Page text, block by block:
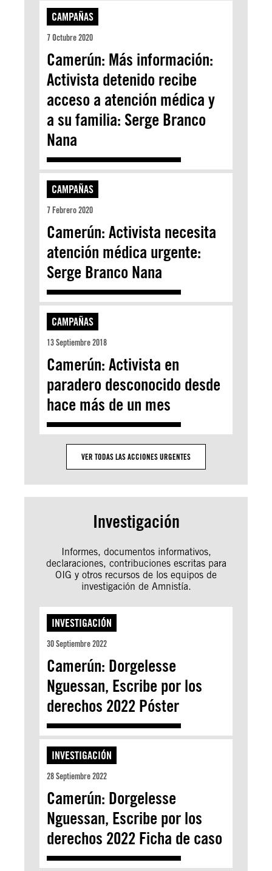
CAMPAÑAS
7 Octubre 2020
Camerún: Más información:
Activista detenido recibe
acceso a atención médica y
a su familia: Serge Branco
Nana
CAMPAÑAS
7 Febrero 2020
Camerún: Activista necesita
atención médica urgente:
Serge Branco Nana
CAMPAÑAS
13 Septiembre 2018
Camerún: Activista en
paradero desconocido desde
hace más de un mes
VER TODAS LAS ACCIONES URGENTES
Investigación
Informes, documentos informativos,
declaraciones, contribuciones escritas para
OIG y otros recursos de los equipos de
investigación de Amnistía.
INVESTIGACIÓN
30 Septiembre 2022
Camerún: Dorgelesse
Nguessan, Escribe por los
derechos 2022 Póster
INVESTIGACIÓN
28 Septiembre 2022
Camerún: Dorgelesse
Nguessan, Escribe por los
derechos 2022 Ficha de caso